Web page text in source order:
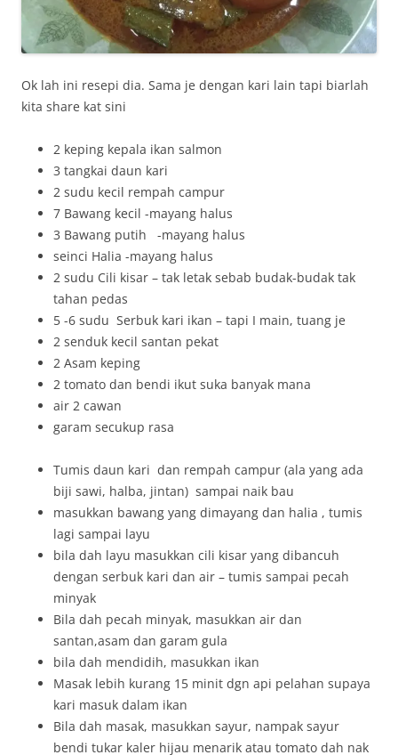
Ok lah ini resepi dia. Sama je dengan kari lain tapi biarlah
kita share kat sini
2 keping kepala ikan salmon
3 tangkai daun kari
2 sudu kecil rempah campur
7 Bawang kecil -mayang halus
3 Bawang putih -mayang halus
seinci Halia -mayang halus
2 sudu Cili kisar – tak letak sebab budak-budak tak
tahan pedas
5 -6 sudu Serbuk kari ikan – tapi I main, tuang je
2 senduk kecil santan pekat
2 Asam keping
2 tomato dan bendi ikut suka banyak mana
air 2 cawan
garam secukup rasa
Tumis daun kari dan rempah campur (ala yang ada
biji sawi, halba, jintan) sampai naik bau
masukkan bawang yang dimayang dan halia , tumis
lagi sampai layu
bila dah layu masukkan cili kisar yang dibancuh
dengan serbuk kari dan air – tumis sampai pecah
minyak
Bila dah pecah minyak, masukkan air dan
santan,asam dan garam gula
bila dah mendidih, masukkan ikan
Masak lebih kurang 15 minit dgn api pelahan supaya
kari masuk dalam ikan
Bila dah masak, masukkan sayur, nampak sayur
bendi tukar kaler hijau menarik atau tomato dah nak